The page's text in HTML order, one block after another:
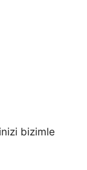
bizimle